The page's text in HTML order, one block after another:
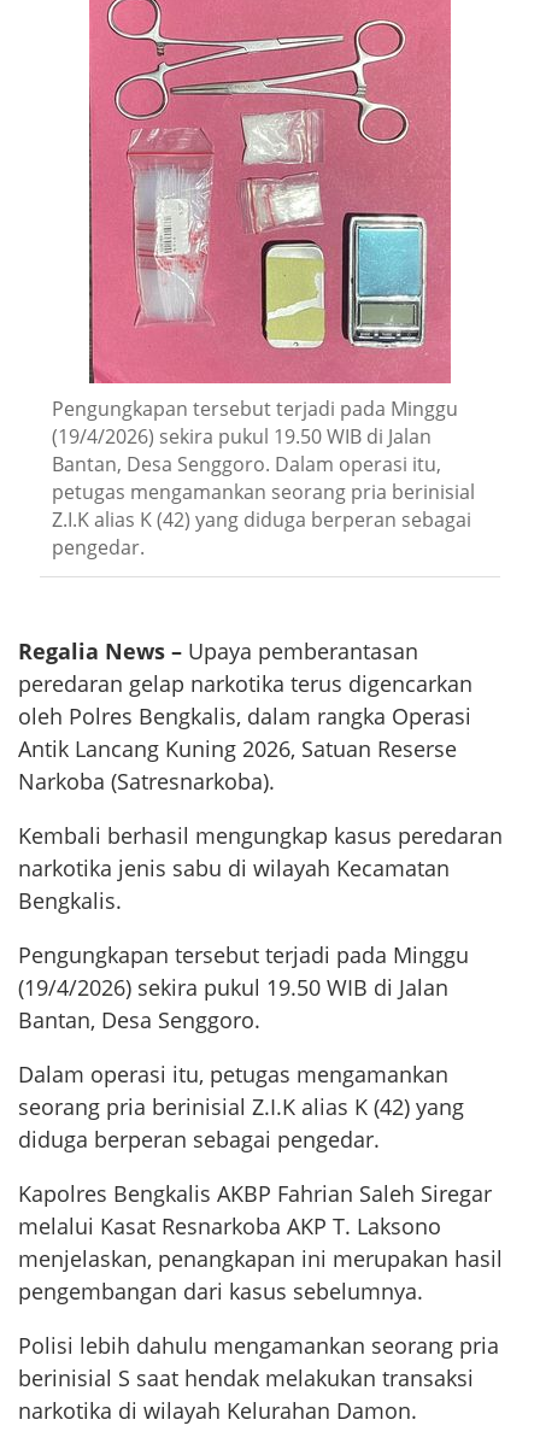
Pengungkapan tersebut terjadi pada Minggu
(19/4/2026) sekira pukul 19.50 WIB di Jalan
Bantan, Desa Senggoro. Dalam operasi itu,
petugas mengamankan seorang pria berinisial
Z.I.K alias K (42) yang diduga berperan sebagai
pengedar.
Regalia News – Upaya pemberantasan
peredaran gelap narkotika terus digencarkan
oleh Polres Bengkalis, dalam rangka Operasi
Antik Lancang Kuning 2026, Satuan Reserse
Narkoba (Satresnarkoba).
Kembali berhasil mengungkap kasus peredaran
narkotika jenis sabu di wilayah Kecamatan
Bengkalis.
Pengungkapan tersebut terjadi pada Minggu
(19/4/2026) sekira pukul 19.50 WIB di Jalan
Bantan, Desa Senggoro.
Dalam operasi itu, petugas mengamankan
seorang pria berinisial Z.I.K alias K (42) yang
diduga berperan sebagai pengedar.
Kapolres Bengkalis AKBP Fahrian Saleh Siregar
melalui Kasat Resnarkoba AKP T. Laksono
menjelaskan, penangkapan ini merupakan hasil
pengembangan dari kasus sebelumnya.
Polisi lebih dahulu mengamankan seorang pria
berinisial S saat hendak melakukan transaksi
narkotika di wilayah Kelurahan Damon.